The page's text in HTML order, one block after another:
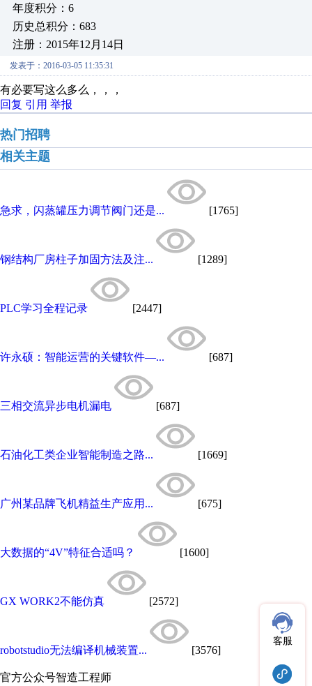
年度积分：6
历史总积分：683
注册：2015年12月14日
发表于：2016-03-05 11:35:31
有必要写这么多么，，，
回复 引用 举报
热门招聘
相关主题
急求，闪蒸罐压力调节阀门还是... [1765]
钢结构厂房柱子加固方法及注... [1289]
PLC学习全程记录 [2447]
许永硕：智能运营的关键软件—... [687]
三相交流异步电机漏电 [687]
石油化工类企业智能制造之路... [1669]
广州某品牌飞机精益生产应用... [675]
大数据的“4V”特征合适吗？ [1600]
GX WORK2不能仿真 [2572]
robotstudio无法编译机械装置... [3576]
官方公众号智造工程师
客服